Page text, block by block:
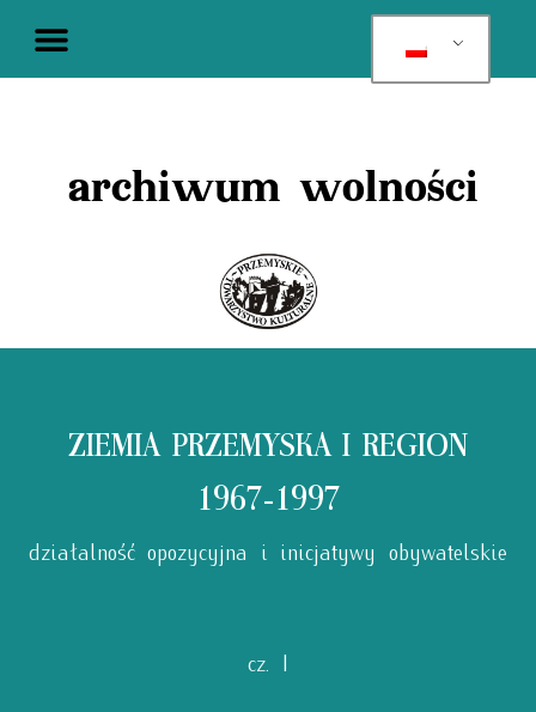
archiwum wolności
ZIEMIA PRZEMYSKA I REGION
1967-1997
działalność opozycyjna i inicjatywy obywatelskie
cz. I